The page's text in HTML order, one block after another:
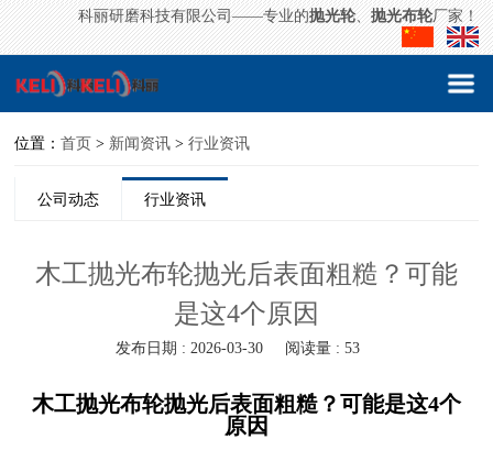
科丽研磨科技有限公司——专业的抛光轮、抛光布轮厂家！
位置：首页 > 新闻资讯 >行业资讯
公司动态 行业资讯
木工抛光布轮抛光后表面粗糙？可能
是这4个原因
发布日期 : 2026-03-30 阅读量 : 53
木工抛光布轮抛光后表面粗糙？可能是这4个
原因